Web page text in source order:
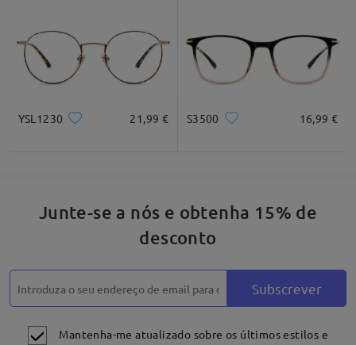
*Apenas para referênica
Descrição do produto
YSL1230 21,99 € S3500 16,99 €
Junte-se a nós e obtenha 15% de
desconto
Subscrever
Mantenha-me atualizado sobre os últimos estilos e